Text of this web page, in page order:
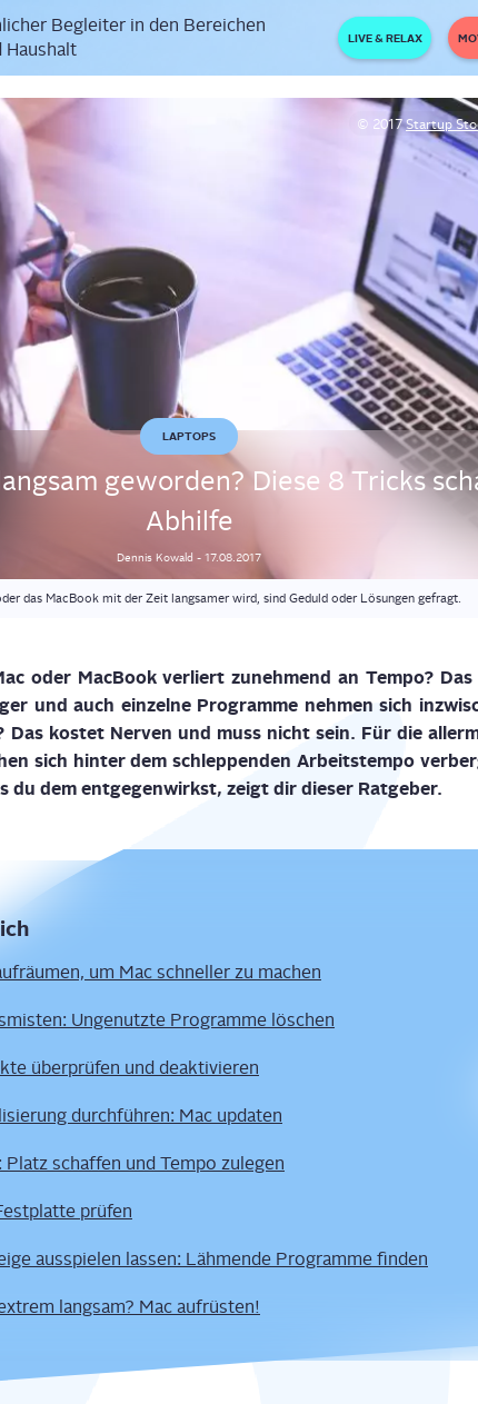
Begleiter in den Bereichen
Haushalt
LIVE & RELAX
© 2017Startup
LAPTOPS
gewor­den? Die­se 8 Tricks
Abhilfe
Dennis Kowald - 17.08.2017
das MacBook mit der Zeit langsamer wird, sind Geduld oder Lösungen gefragt.
oder Mac­Book ver­liert zuneh­mend an Tem­po?
und auch ein­zel­ne Pro­gram­me neh­men sich
Das kos­tet Ner­ven und muss nicht sein. Für die
sich hin­ter dem schlep­pen­den Arbeits­tem­po
du dem ent­ge­gen­wirkst, zeigt dir die­ser Ratgeber.
um Mac schnel­ler zu machen
Unge­nutz­te Pro­gram­me löschen
über­prü­fen und deaktivieren
durch­füh­ren: Mac updaten
Platz schaf­fen und Tem­po zulegen
prüfen
aus­spie­len las­sen: Läh­men­de Pro­gram­me finden
lang­sam? Mac aufrüsten!